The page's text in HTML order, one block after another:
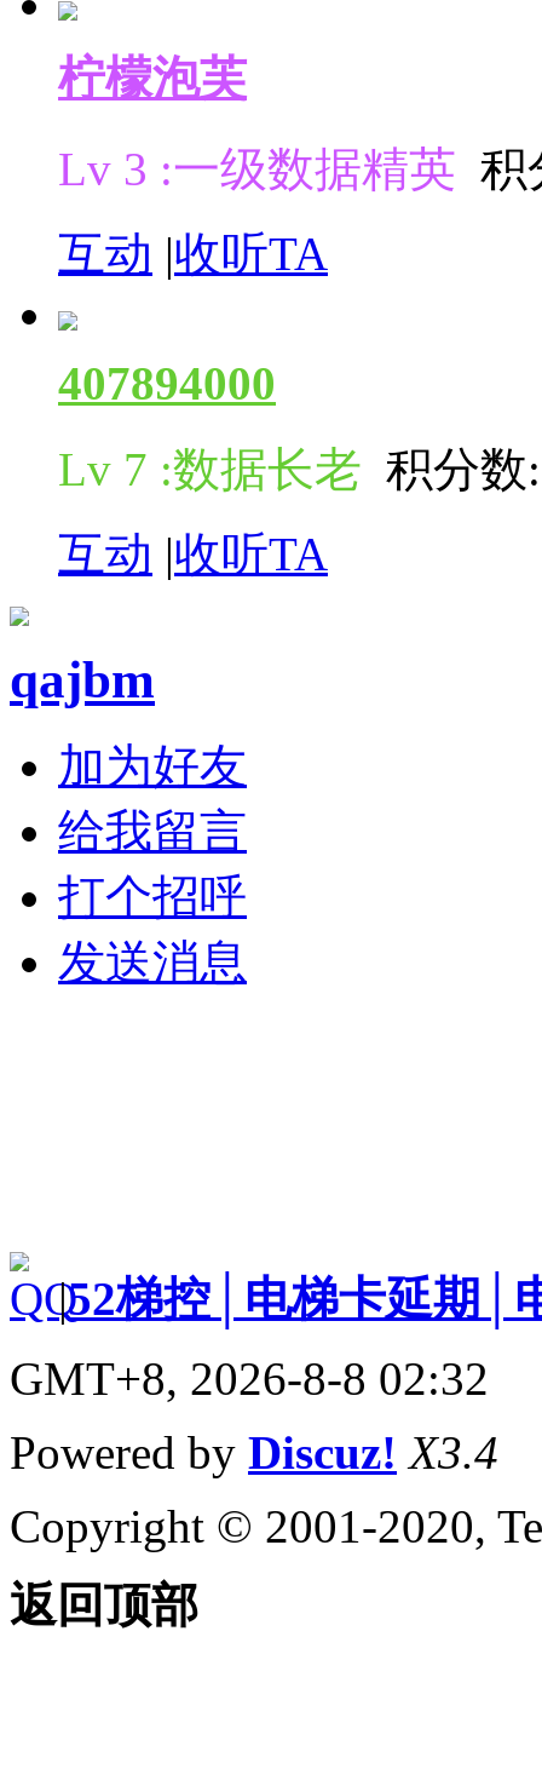
柠檬泡芙
Lv 3 :一级数据精英 积
互动 |收听TA
407894000
Lv 7 :数据长老 积分数
互动 |收听TA
qajbm
加为好友
给我留言
打个招呼
发送消息
|52梯控│电梯卡延期│
GMT+8, 2026-8-8 02:32
Powered by Discuz! X3.4
Copyright © 2001-2020,
返回顶部